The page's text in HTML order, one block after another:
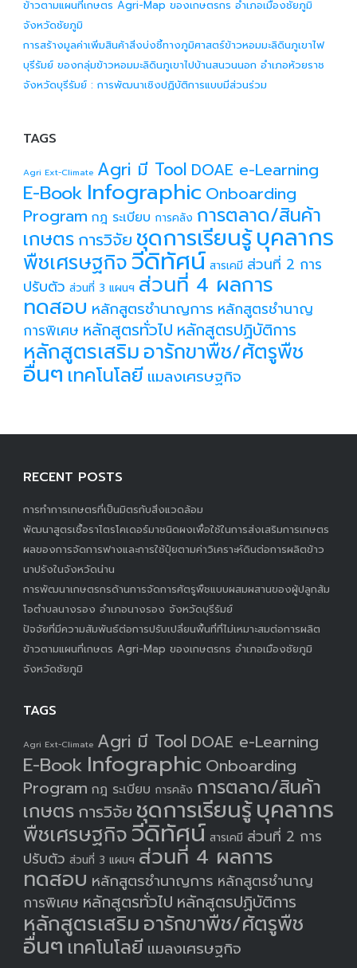
ข้าวตามแผนที่เกษตร Agri-Map ของเกษตรกร อำเภอเมืองชัยภูมิ
จังหวัดชัยภูมิ
การสร้างมูลค่าเพิ่มสินค้าสิ่งบ่งชี้ทางภูมิศาสตร์ข้าวหอมมะลิดินภูเขาไฟ
บุรีรัมย์ ของกลุ่มข้าวหอมมะลิดินภูเขาไปบ้านสนวนนอก อำเภอห้วยราช
จังหวัดบุรีรัมย์ : การพัฒนาเชิงปฏิบัติการแบบมีส่วนร่วม
TAGS
Agri Ext-Climate Agri มี Tool DOAE e-Learning
E-Book Infographic Onboarding
Program กฎ ระเบียบ การคลัง การตลาด/สินค้า
เกษตร การวิจัย ชุดการเรียนรู้บุคลากร
พืชเศรษฐกิจวีดิทัศน์ สารเคมี ส่วนที่ 2 การ
ปรับตัว ส่วนที่ 3 แผนฯ ส่วนที่ 4 ผลการ
ทดสอบ หลักสูตรชำนาญการ หลักสูตรชำนาญ
การพิเศษ หลักสูตรทั่วไป หลักสูตรปฏิบัติการ
หลักสูตรเสริมอารักขาพืช/ศัตรูพืช
อื่นๆ เทคโนโลยี แมลงเศรษฐกิจ
RECENT POSTS
การทำการเกษตรที่เป็นมิตรกับสิ่งแวดล้อม
พัฒนาสูตรเชื้อราไตรโคเดอร์มาชนิดผงเพื่อใช้ในการส่งเสริมการเกษตร
ผลของการจัดการฟางและการใช้ปุ๋ยตามค่าวิเคราะห์ดินต่อการผลิตข้าว
นาปรังในจังหวัดน่าน
การพัฒนาเกษตรกรด้านการจัดการศัตรูพืชแบบผสมผสานของผู้ปลูกส้ม
โอตำบลนางรอง อำเภอนางรอง จังหวัดบุรีรัมย์
ปัจจัยที่มีความสัมพันธ์ต่อการปรับเปลี่ยนพื้นที่ที่ไม่เหมาะสมต่อการผลิต
ข้าวตามแผนที่เกษตร Agri-Map ของเกษตรกร อำเภอเมืองชัยภูมิ
จังหวัดชัยภูมิ
TAGS
Agri Ext-Climate Agri มี Tool DOAE e-Learning
E-Book Infographic Onboarding
Program กฎ ระเบียบ การคลัง การตลาด/สินค้า
เกษตร การวิจัย ชุดการเรียนรู้บุคลากร
พืชเศรษฐกิจวีดิทัศน์ สารเคมี ส่วนที่ 2 การ
ปรับตัว ส่วนที่ 3 แผนฯ ส่วนที่ 4 ผลการ
ทดสอบ หลักสูตรชำนาญการ หลักสูตรชำนาญ
การพิเศษ หลักสูตรทั่วไป หลักสูตรปฏิบัติการ
หลักสูตรเสริมอารักขาพืช/ศัตรูพืช
อื่นๆ เทคโนโลยี แมลงเศรษฐกิจ